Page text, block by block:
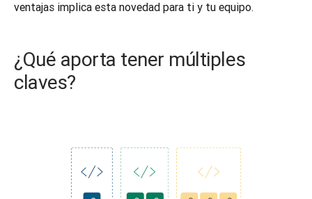
¿Qué aporta tener múltiples
claves?